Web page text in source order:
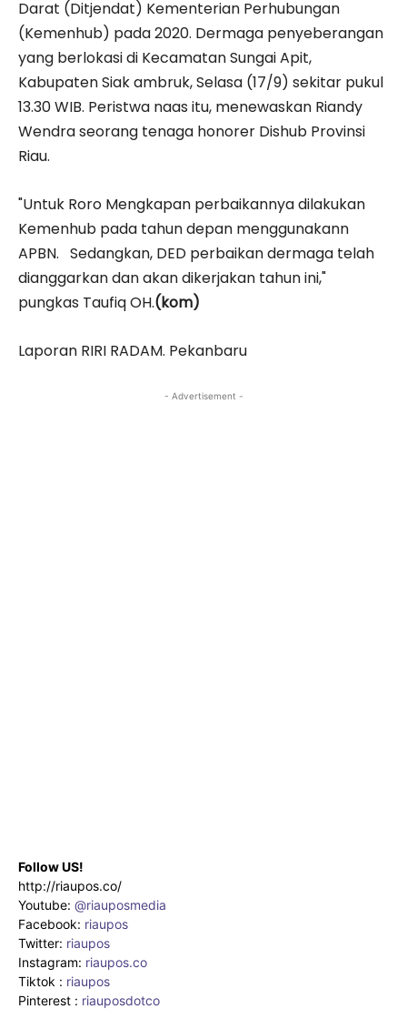
Darat (Ditjendat) Kementerian Perhubungan
(Kemenhub) pada 2020. Dermaga penyeberangan
yang berlokasi di Kecamatan Sungai Apit,
Kabupaten Siak ambruk, Selasa (17/9) sekitar pukul
13.30 WIB. Peristwa naas itu, menewaskan Riandy
Wendra seorang tenaga honorer Dishub Provinsi
Riau.
"Untuk Roro Mengkapan perbaikannya dilakukan
Kemenhub pada tahun depan menggunakann
APBN. Sedangkan, DED perbaikan dermaga telah
dianggarkan dan akan dikerjakan tahun ini,"
pungkas Taufiq OH.(kom)
Laporan RIRI RADAM. Pekanbaru
- Advertisement -
Follow US!
http://riaupos.co/
Youtube: @riauposmedia
Facebook: riaupos
Twitter: riaupos
Instagram: riaupos.co
Tiktok : riaupos
Pinterest : riauposdotco